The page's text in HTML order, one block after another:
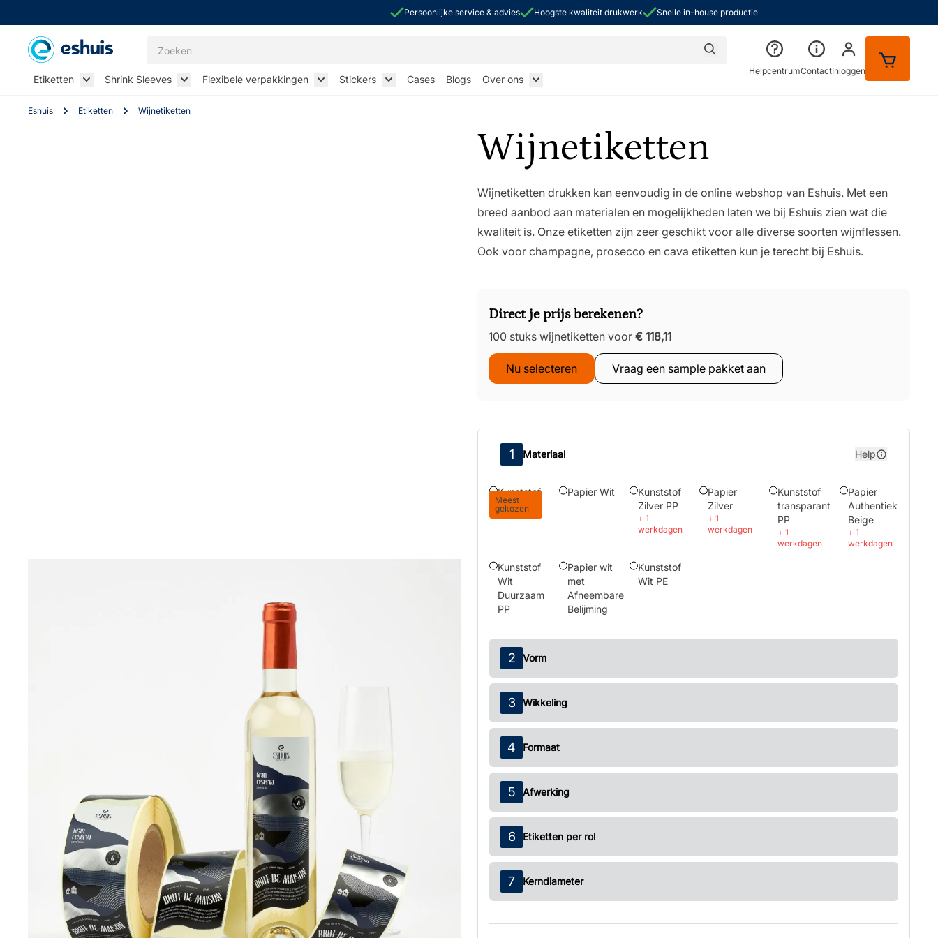
Persoonlijke service & advies Hoogste kwaliteit drukwerk Snelle in-house productie
Ga naar de inhoud
Zoeken
Zoeken
HelpcentrumContactInloggen
Etiketten
Toggle submenu for Etiketten
Shrink Sleeves
Toggle submenu for Shrink Sleeves
Flexibele verpakkingen
Toggle submenu for Flexibele verpakkingen
Stickers
Toggle submenu for Stickers
Cases Blogs Over ons
Eshuis Etiketten Wijnetiketten
View larger image
Hulp nodig bij het bestellen?
Wijnetiketten
Wijnetiketten drukken kan eenvoudig in de online webshop van Eshuis. Met een
breed aanbod aan materialen en mogelijkheden laten we bij Eshuis zien wat die
kwaliteit is. Onze etiketten zijn zeer geschikt voor alle diverse soorten wijnflessen.
Ook voor champagne, prosecco en cava etiketten kun je terecht bij Eshuis.
Direct je prijs berekenen?
100 stuks wijnetiketten voor € 118,11
Nu selecteren Vraag een sample pakket aan
Materiaal Help
Kunststof
Wit PP
Meest
gekozen
Papier Wit
Kunststof
Zilver PP
+ 1
werkdagen
Papier
Zilver
+ 1
werkdagen
Kunststof
transparant
PP
+1
werkdagen
Papier
Authentiek
Beige
+ 1
werkdagen
Kunststof
Wit
Duurzaam
PP
Papier wit
met
Afneembare
Belijming
Kunststof
Wit PE
Vorm
Wikkeling
Formaat
Afwerking
Etiketten per rol
Kerndiameter